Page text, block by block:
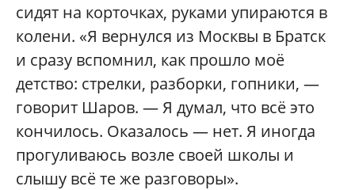
сидят на корточках, руками упираются в
колени. «Я вернулся из Москвы в Братск
и сразу вспомнил, как прошло моё
детство: стрелки, разборки, гопники, —
говорит Шаров. — Я думал, что всё это
кончилось. Оказалось — нет. Я иногда
прогуливаюсь возле своей школы и
слышу всё те же разговоры».